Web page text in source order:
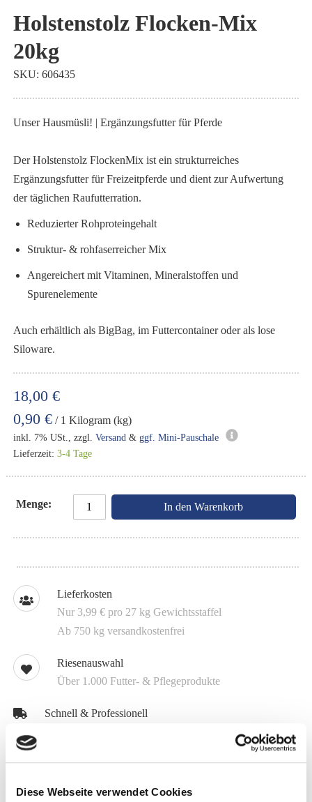
Diese Webseite verwendet Cookies
Anfang
der
Bildgalerie
springen
Holstenstolz Flocken-Mix
20kg
18,00 €
0,90 € / 1 Kilogram (kg)
inkl. 7% USt., zzgl.Versand &ggf. Mini-Pauschale
Lieferzeit:3-4 Tage
Menge In den Warenkorb
Unser Hausmüsli! | Ergänzungsfutter für Pferde
Der Holstenstolz FlockenMix ist ein strukturreiches
Ergänzungsfutter für Freizeitpferde und dient zur Aufwertung
der täglichen Raufutterration.
Reduzierter Rohproteingehalt
Struktur- & rohfaserreicher Mix
Angereichert mit Vitaminen, Mineralstoffen und
Spurenelemente
Auch erhältlich als BigBag, im Futtercontainer oder als lose
Siloware.
SKU 606435
Lieferkosten
Nur 3,99 € pro 27 kg Gewichtsstaffel
Ab 750 kg versandkostenfrei
Riesenauswahl
Über 1.000 Futter- & Pflegeprodukte
Schnell & Professionell
48 h Lieferung mit DHL oder 4-5 Tage per Spedition
Über 100 Jahre Erfahrung